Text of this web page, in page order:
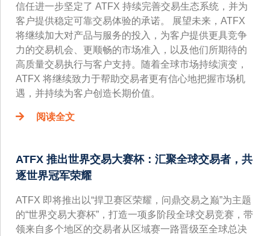
信任进一步坚定了 ATFX 持续完善交易生态系统，并为
客户提供稳定可靠交易体验的承诺。 展望未来，ATFX
将继续加大对产品与服务的投入，为客户提供更具竞争
力的交易机会、更顺畅的市场准入，以及他们所期待的
高质量交易执行与客户支持。随着全球市场持续演变，
ATFX 将继续致力于帮助交易者更有信心地把握市场机
遇，并持续为客户创造长期价值。
阅读全文
ATFX 推出世界交易大赛杯：汇聚全球交易者，共
逐世界冠军荣耀
ATFX 即将推出以“捍卫赛区荣耀，问鼎交易之巅”为主题
的“世界交易大赛杯”，打造一项多阶段全球交易竞赛，带
领来自多个地区的交易者从区域赛一路晋级至全球总决